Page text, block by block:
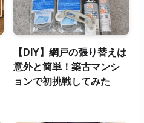
【DIY】網戸の張り替えは
意外と簡単！築古マンシ
ョンで初挑戦してみた